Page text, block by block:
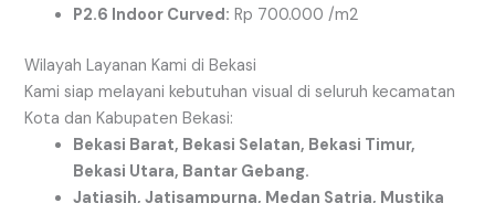
P2.6 Indoor Curved: Rp 700.000 /m2
Wilayah Layanan Kami di Bekasi
Kami siap melayani kebutuhan visual di seluruh kecamatan
Kota dan Kabupaten Bekasi:
Bekasi Barat, Bekasi Selatan, Bekasi Timur,
Bekasi Utara, Bantar Gebang.
Jatiasih, Jatisampurna, Medan Satria, Mustika